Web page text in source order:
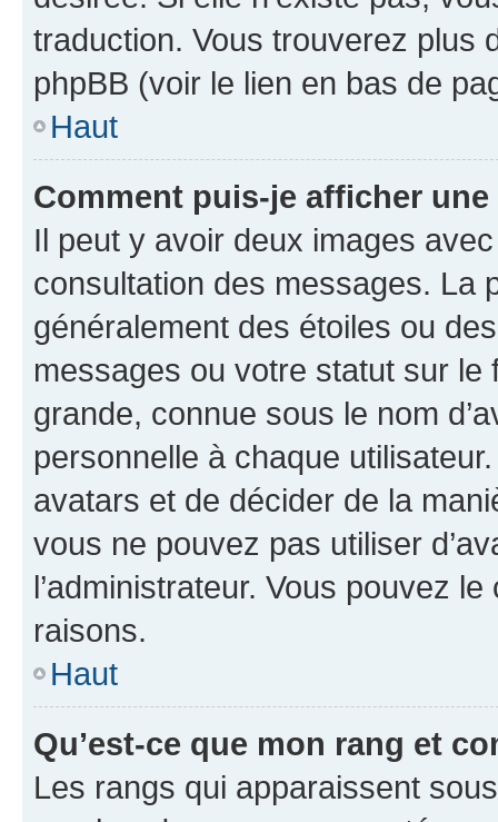
traduction. Vous trouverez plus
phpBB (voir le lien en bas de
Haut
Comment puis-je afficher
Il peut y avoir deux images
consultation des messages. La
généralement des étoiles ou
messages ou votre statut sur
grande, connue sous le nom
personnelle à chaque utilisateur.
avatars et de décider de la
vous ne pouvez pas utiliser
l’administrateur. Vous pouvez
raisons.
Haut
Qu’est-ce que mon rang et
Les rangs qui apparaissent